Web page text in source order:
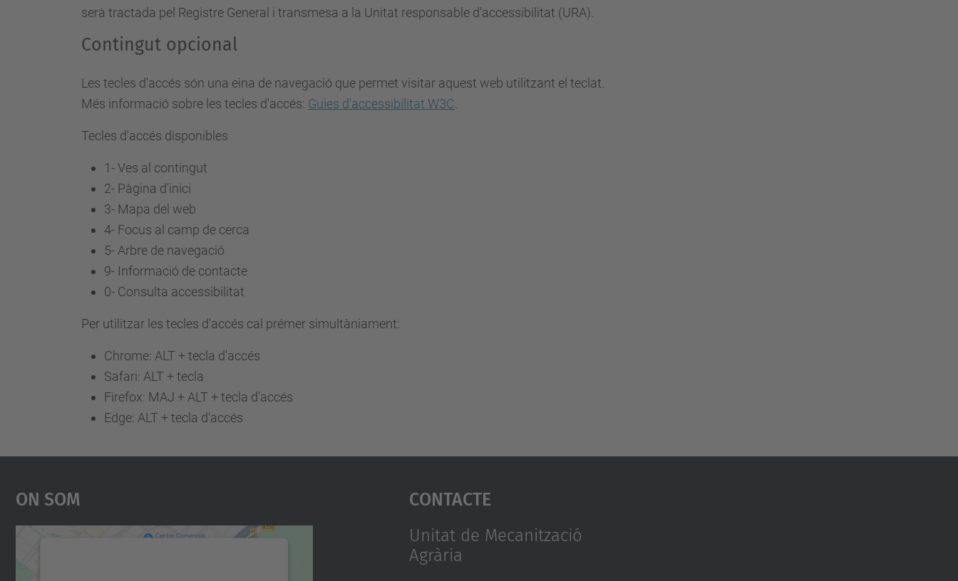
serà tractada pel Registre General i transmesa a la Unitat responsable d'accessibilitat (URA).
Contingut opcional
Les tecles d'accés són una eina de navegació que permet visitar aquest web utilitzant el teclat.
Més informació sobre les tecles d'accés: Guies d'accessibilitat W3C
Tecles d'accés disponibles
1- Ves al contingut
2- Pàgina d'inici
3- Mapa del web
4- Focus al camp de cerca
5- Arbre de navegació
9- Informació de contacte
0- Consulta accessibilitat
Per utilitzar les tecles d'accés cal prémer simultàniament:
Chrome: ALT + tecla d'accés
Safari: ALT + tecla
Firefox: MAJ + ALT + tecla d'accés
Edge: ALT + tecla d'accés
On Som Contacte
Unitat de Mecanització
Agrària